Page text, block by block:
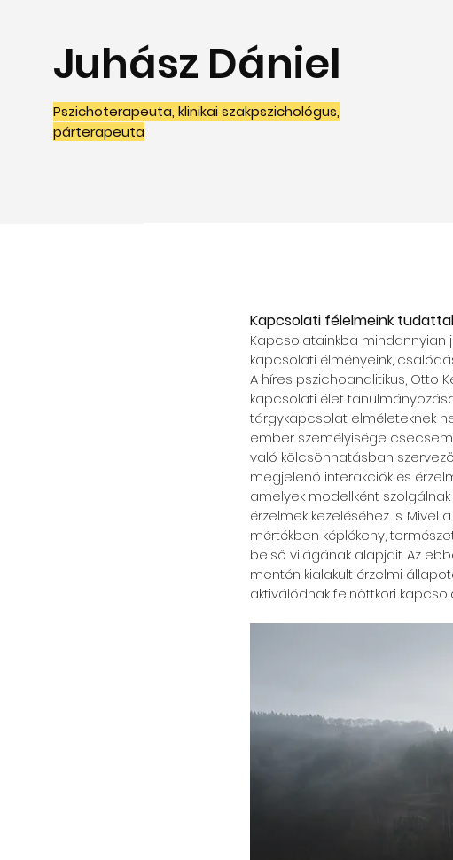
Juhász Dániel
Pszichoterapeuta, klinikai szakpszichológus,
párterapeuta
Kapcsolati félelmeink
Kapcsolatainkba mindannyian
kapcsolati élményeink,
A híres pszichoanalitikus, Otto
kapcsolati élet
tárgykapcsolat elméleteknek
ember személyisége
való kölcsönhatásban
megjelenő interakciók és
amelyek modellként
érzelmek kezeléséhez is.
mértékben képlékeny,
belső világának alapjait. Az
mentén kialakult érzelmi
aktiválódnak felnőttkori